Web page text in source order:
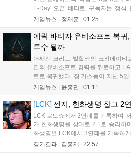
E-Day' 오픈 베타로, 구독자는 정식
체험할 수 있다. 또한 '비스트 오브 리
차적으로 합류한다. 마이크로소프트
스트파티 타이틀과 다양한 장르의 게
경에서 폭넓게 제공하며 생태계를 확
게임뉴스 | 정재훈 01:25
에릭 바티자 유비소프트 복귀
투수 될까
어쌔신 크리드 발할라의 크리에이티
간의 유비소프트 경력을 뒤로하고
트로 복귀했다. 장 기스동이 지난 5
으며, 구체적인 담당 업무는 미정이
기를 이끈 그의 복귀가 개발 난항을
지 업계의 이목이 쏠리고 있다....
게임뉴스 | 윤홍만 01:11
[LCK] 젠지, 한화생명 잡고 2
LCK 로드쇼에서 2연패를 기록하며
가 한화생명을 상대로 2:1로 승리하
화생명은 LCK에서 3연패를 기록하
카로운 갱킹으로 '제우스'의 럼블을
경기결과 | 김홍제 22:57